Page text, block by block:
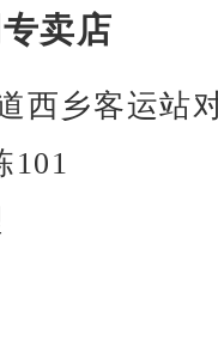
卖店
西乡客运站
101